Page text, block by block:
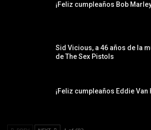
¡Feliz cumpleaños Bob
Sid Vicious, a 46 años de la
de The Sex Pistols
¡Feliz cumpleaños Eddie Van